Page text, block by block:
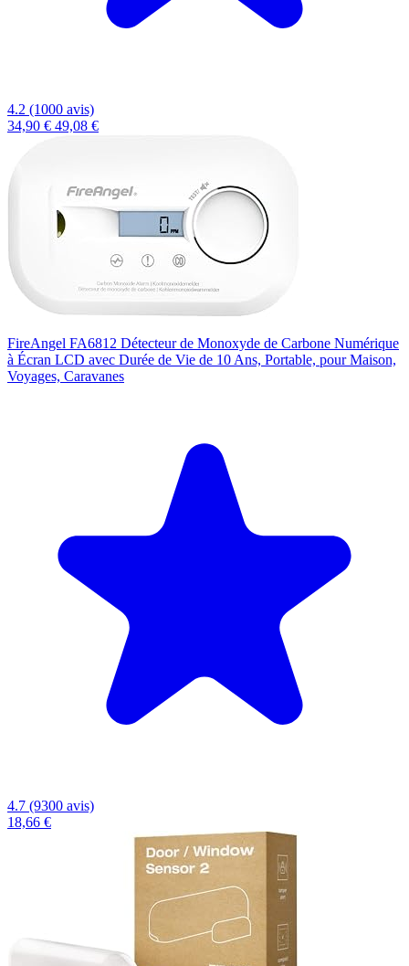
4.2 (1000 avis)
34,90 € 49,08 €
FireAngel FA6812 Détecteur de Monoxyde de Carbone Numérique
à Écran LCD avec Durée de Vie de 10 Ans, Portable, pour Maison,
Voyages, Caravanes
4.7 (9300 avis)
18,66 €